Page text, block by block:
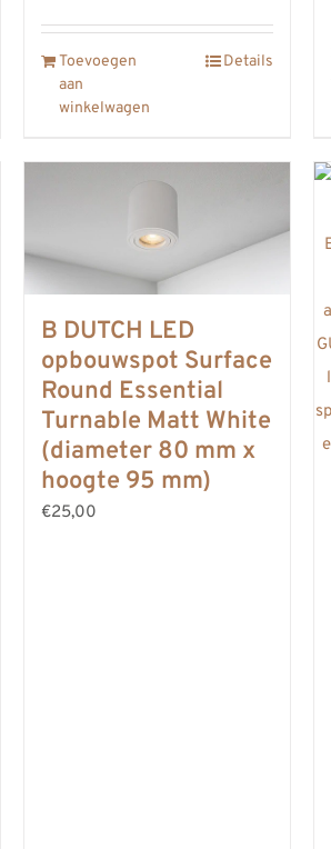
Toevoegen
aan
winkelwagen
Details
B DUTCH LED
opbouwspot Surface
Round Essential
Turnable Matt White
(diameter 80 mm x
hoogte 95 mm)
€25,00